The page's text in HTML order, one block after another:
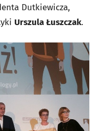
Dutkiewicza,
Urszula Łuszczak.